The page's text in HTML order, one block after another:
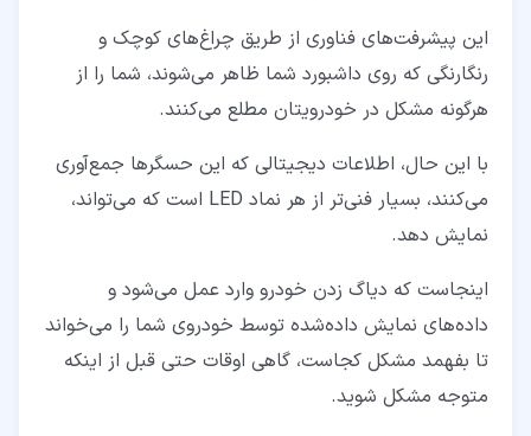
۴‏- دستگاه دیاگ زدن خودرو
۵‏- مراحل دیاگ زدن خودرو
۵‏-‏۲‏- استفاده از کد‌خوان چراغ چک موتور
۵‏-‏۳‏- تفسیر کدهای چراغ چک موتور
۵‏-‏۴‏- پیدا کردن علت مشکل
۶‏- مزایای دیاگ زدن خودرو چیست؟
این پیشرفت‌های فناوری از طریق چراغ‌های کوچک و
رنگارنگی که روی داشبورد شما ظاهر می‌شوند، شما را از
هرگونه مشکل در خودرویتان مطلع می‌کنند.
با این حال، اطلاعات دیجیتالی که این حسگرها جمع‌آوری
می‌کنند، بسیار فنی‌تر از هر نماد LED است که می‌تواند،
نمایش دهد.
اینجاست که دیاگ زدن خودرو وارد عمل می‌شود و
داده‌های نمایش داده‌شده توسط خودروی شما را می‌خواند
تا بفهمد مشکل کجاست، گاهی اوقات حتی قبل از اینکه
متوجه مشکل شوید.